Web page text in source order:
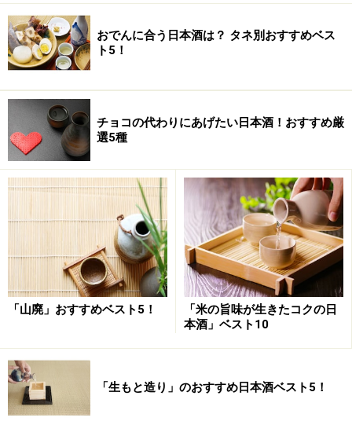
おでんに合う日本酒は？ タネ別おすすめベス
ト5！
チョコの代わりにあげたい日本酒！おすすめ厳
選5種
「山廃」おすすめベスト5！
「米の旨味が生きたコクの日
本酒」ベスト10
「生もと造り」のおすすめ日本酒ベスト5！